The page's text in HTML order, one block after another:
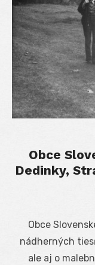
Obce
Dedinky,
Obce
nádherných
ale aj o